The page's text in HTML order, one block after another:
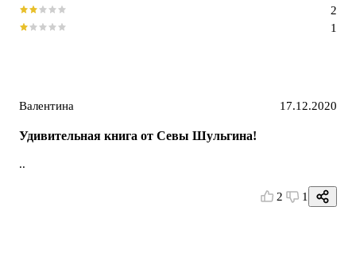
1
2
Валентина 17.12.2020
Удивительная книга от Севы Шульгина!
..
2 1